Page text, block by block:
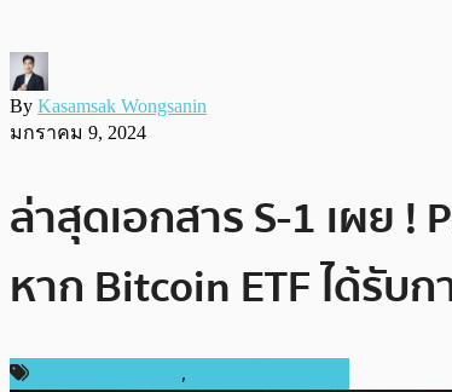
By Kasamsak Wongsanin
มกราคม 9, 2024
ล่าสุดเอกสาร S-1 เผย
หาก Bitcoin ETF ได้รับ
,